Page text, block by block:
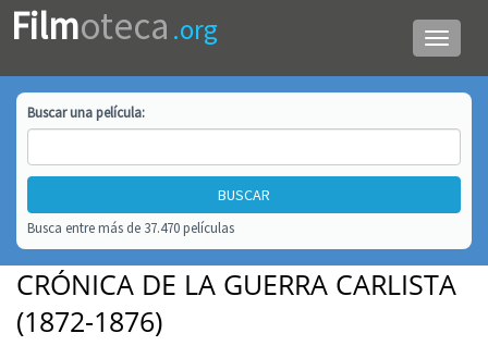
Menú
de
Filmoteca .org
Buscar unapelícula:
Busca entre más de 37.470 películas
CRÓNICA DE LA GUERRA CARLISTA
(1872-1876)